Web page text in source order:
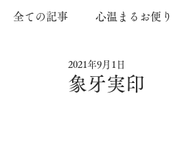
全ての記事 心温まるお便り
印章道
象牙実印
2021年9月1日